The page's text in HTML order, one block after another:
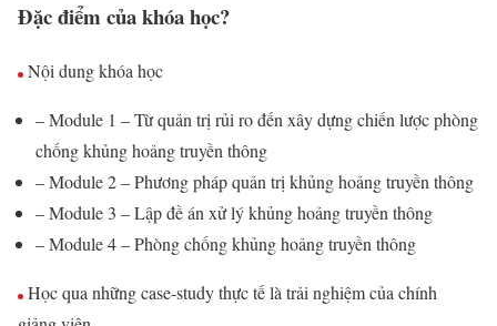
Đặc điểm của khóa học?
Nội dung khóa học
– Module 1 – Từ quản trị rủi ro đến xây dựng chiến lược phòng
chống khủng hoảng truyền thông
– Module 2 – Phương pháp quản trị khủng hoảng truyền thông
– Module 3 – Lập đề án xử lý khủng hoảng truyền thông
– Module 4 – Phòng chống khủng hoảng truyền thông
Học qua những case-study thực tế là trải nghiệm của chính